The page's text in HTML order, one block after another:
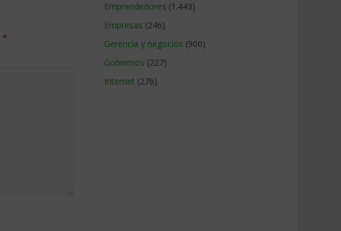
*
Emprendedores (1.443)
Empresas (246)
Gerencia y negocios (900)
Gobiernos (227)
Internet (276)